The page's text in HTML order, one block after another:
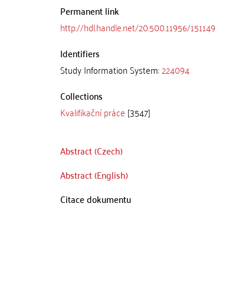
Permanent link
http://hdl.handle.net/20.500.11956/151149
Identifiers
Study Information System:224094
Collections
Kvalifikační práce [3547]
Abstract (Czech)
Abstract (English)
Citace dokumentu